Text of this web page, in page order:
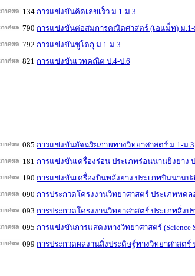
134 การแข่งขันคิดเลขเร็ว ม.1-ม.3
790 การแข่งขันต่อสมการคณิตศาสตร์ (เอแม็ท) ม.1-
792 การแข่งขันซูโดกุ ม.1-ม.3
821 การแข่งขันเวทคณิต ป.4-ป.6
085 การแข่งขันอัจฉริยภาพทางวิทยาศาสตร์ ม.1-ม.3
181 การแข่งขันเครื่องร่อน ประเภทร่อนนานยิงยาง
190 การแข่งขันเครื่องบินพลังยาง ประเภทบินนานป
090 การประกวดโครงงานวิทยาศาสตร์ ประเภททดล
093 การประกวดโครงงานวิทยาศาสตร์ ประเภทสิ่งป
095 การแข่งขันการแสดงทางวิทยาศาสตร์ (Science
099 การประกวดผลงานสิ่งประดิษฐ์ทางวิทยาศาสตร์